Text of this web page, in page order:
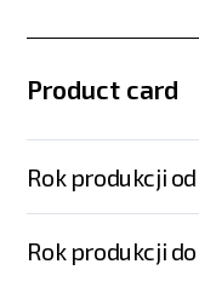
Product card
Rok produkcji od
Rok produkcji do